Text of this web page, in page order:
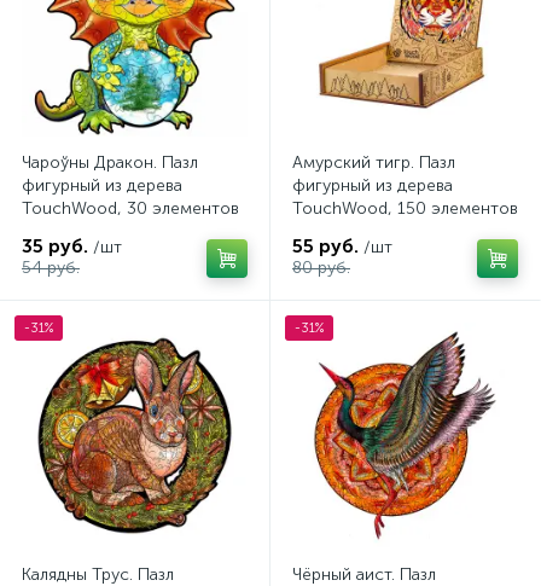
Чароўны Дракон. Пазл
фигурный из дерева
TouchWood, 30 элементов
35 руб. /шт
54 руб.
Амурский тигр. Пазл
фигурный из дерева
TouchWood, 150 элементов
55 руб. /шт
80 руб.
-31%
Калядны Трус. Пазл
-31%
Чёрный аист. Пазл